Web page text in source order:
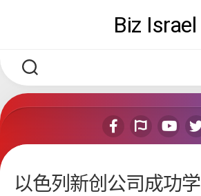
Biz Israel
以色列新创公司成功学